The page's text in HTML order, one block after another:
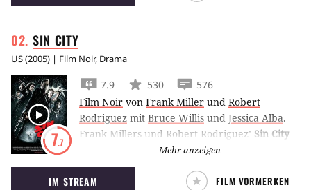
SIN CITY
US(2005) | Film Noir, Drama
7.7
7.9 530
576
Film Noir von Frank Miller und Robert
Rodriguez mit Bruce Willis und Jessica Alba.
Frank Millers und Robert Rodriguez’ Sin City
zeigt das Bild der brutalen Stadt Basin City
durch die Augen dreier verschiedener
Personen, die sich alle in der Korruption
Mehr anzeigen
IM STREAM FILM VORMERKEN